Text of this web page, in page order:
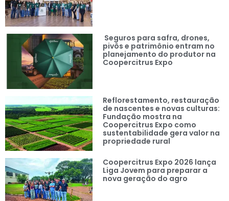
Seguros para safra, drones,
pivôs e patrimônio entram no
planejamento do produtor na
Coopercitrus Expo
Reflorestamento, restauração
de nascentes e novas culturas:
Fundação mostra na
Coopercitrus Expo como
sustentabilidade gera valor na
propriedade rural
Coopercitrus Expo 2026 lança
Liga Jovem para preparar a
nova geração do agro